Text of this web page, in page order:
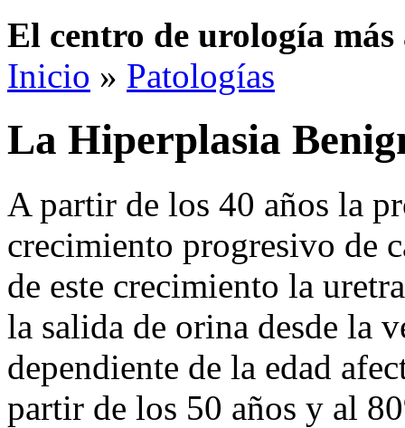
El centro de urología
Inicio » Patologías
La Hiperplasia
A partir de los 40 años la
crecimiento progresivo de
de este crecimiento la
la salida de orina desde la
dependiente de la edad
partir de los 50 años y al